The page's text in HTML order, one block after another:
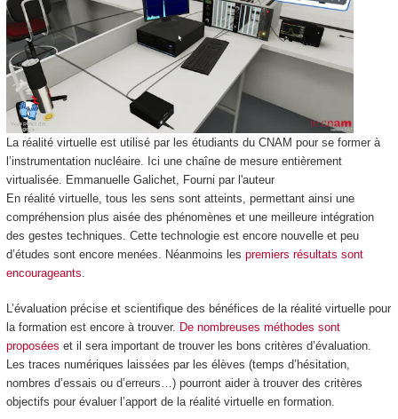
La réalité virtuelle est utilisé par les étudiants du CNAM pour se former à
l’instrumentation nucléaire. Ici une chaîne de mesure entièrement
virtualisée.
Emmanuelle Galichet,
Fourni par l'auteur
En réalité virtuelle, tous les sens sont atteints, permettant ainsi une
compréhension plus aisée des phénomènes et une meilleure intégration
des gestes techniques. Cette technologie est encore nouvelle et peu
d’études sont encore menées. Néanmoins les premiers résultats sont
encourageants
L’évaluation précise et scientifique des bénéfices de la réalité virtuelle pour
la formation est encore à trouver. De nombreuses méthodes sont
proposées et il sera important de trouver les bons critères d’évaluation.
Les traces numériques laissées par les élèves (temps d’hésitation,
nombres d’essais ou d’erreurs…) pourront aider à trouver des critères
objectifs pour évaluer l’apport de la réalité virtuelle en formation.